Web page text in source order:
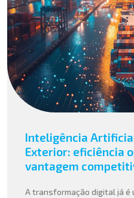
Inteligência
Exterior: eficiência
vantagem
A transformação digital já é